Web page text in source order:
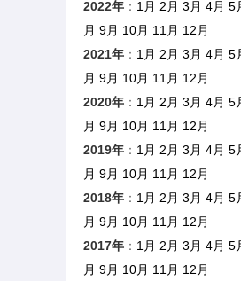
2022年 ： 1月 2月 3月 4月 5
月 9月 10月 11月 12月
2021年 ： 1月 2月 3月 4月 5
月 9月 10月 11月 12月
2020年 ： 1月 2月 3月 4月 5
月 9月 10月 11月 12月
2019年 ： 1月 2月 3月 4月 5
月 9月 10月 11月 12月
2018年 ： 1月 2月 3月 4月 5
月 9月 10月 11月 12月
2017年 ： 1月 2月 3月 4月 5
月 9月 10月 11月 12月